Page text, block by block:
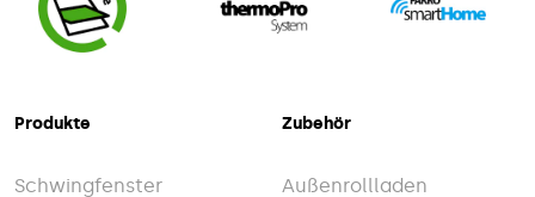
Produkte
Schwingfenster
Zubehör
Außenrollladen